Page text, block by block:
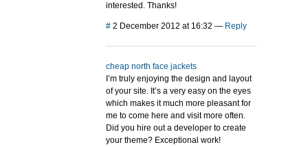
interested. Thanks!
# 2 December 2012 at 16:32 — Reply
cheap north face jackets
I’m truly enjoying the design and layout
of your site. It’s a very easy on the eyes
which makes it much more pleasant for
me to come here and visit more often.
Did you hire out a developer to create
your theme? Exceptional work!